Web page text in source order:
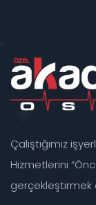
Çalıştığımız
Hizmetlerini
gerçekleştirmek